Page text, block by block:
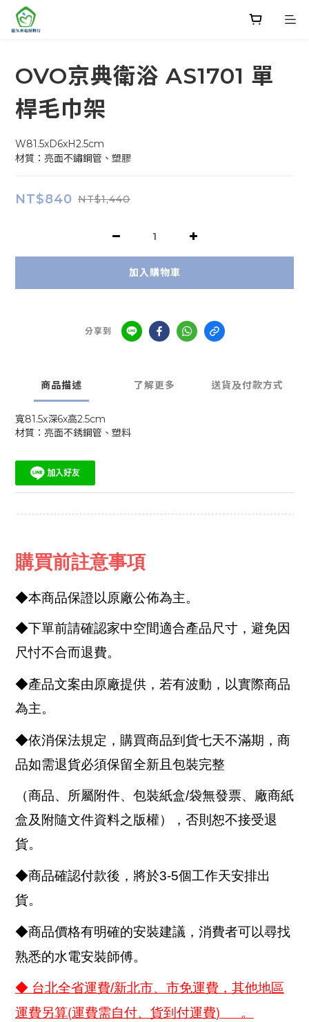
OVO京典衛浴 AS1701 單
桿毛巾架
W81.5xD6xH2.5cm
材質：亮面不鏽鋼管、塑膠
NT$840 NT$1,440
加入購物車
分享到
商品描述 了解更多 送貨及付款方式
寬81.5x深6x高2.5cm
材質：亮面不銹鋼管、塑料
購買前註意事項
◆本商品保證以原廠公佈為主。
◆下單前請確認家中空間適合產品尺寸，避免因
尺忖不合而退費。
◆產品文案由原廠提供，若有波動，以實際商品
為主。
◆依消保法規定，購買商品到貨七天不滿期，商
品如需退貨必須保留全新且包裝完整
（商品、所屬附件、包裝紙盒/袋無發票、廠商紙
盒及附隨文件資料之版權），否則恕不接受退
貨。
◆商品確認付款後，將於3-5個工作天安排出
貨。
◆商品價格有明確的安裝建議，消費者可以尋找
熟悉的水電安裝師傅。
◆ 台北全省運費/新北市、市免運費，其他地區
運費另算(運費需自付、貨到付運費) 。